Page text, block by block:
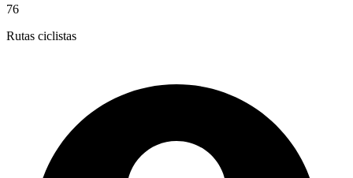
76
Rutas ciclistas